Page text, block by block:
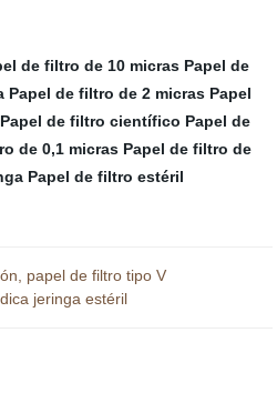
de filtro de 10 micras Papel de
Papel de filtro de 2 micras Papel
Papel de filtro científico Papel de
de 0,1 micras Papel de filtro de
Papel de filtro estéril
papel de filtro tipo V
jeringa estéril